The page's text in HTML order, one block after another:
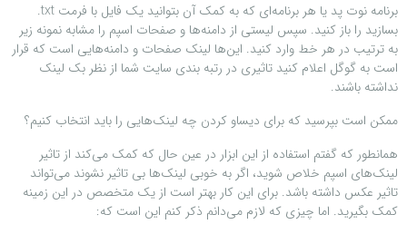
برنامه نوت پد یا هر برنامه‌ای که به کمک آن بتوانید یک فایل با فرمت txt.
بسازید را باز کنید. سپس لیستی از دامنه‌ها و صفحات اسپم را مشابه نمونه زیر
به ترتیب در هر خط وارد کنید. این‌ها لینک صفحات و دامنه‌هایی است که قرار
است به گوگل اعلام کنید تاثیری در رتبه بندی سایت شما از نظر بک لینک
نداشته باشند.
ممکن است بپرسید که برای دیساو کردن چه لینک‌هایی را باید انتخاب کنیم؟
همانطور که گفتم استفاده از این ابزار در عین حال که کمک می‌کند از تاثیر
لینک‌های اسپم خلاص شوید، اگر به خوبی لینک‌ها بی تاثیر نشوند می‌تواند
تاثیر عکس داشته باشد. برای این کار بهتر است از یک متخصص در این زمینه
کمک بگیرید. اما چیزی که لازم می‌دانم ذکر کنم این است که: